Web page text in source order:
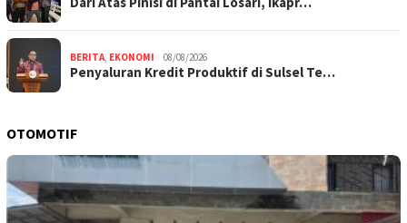
BERITA, EKONOMI 08/08/2026
Penyaluran Kredit Produktif di Sulsel Te…
OTOMOTIF